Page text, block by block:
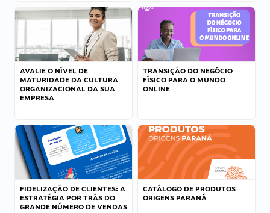
AVALIE O NÍVEL DE
MATURIDADE DA CULTURA
ORGANIZACIONAL DA SUA
EMPRESA
TRANSIÇÃO DO NEGÓCIO
FÍSICO PARA O MUNDO
ONLINE
FIDELIZAÇÃO DE CLIENTES: A
ESTRATÉGIA POR TRÁS DO
GRANDE NÚMERO DE VENDAS
CATÁLOGO DE PRODUTOS
ORIGENS PARANÁ